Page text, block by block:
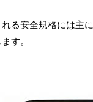
る安全規格には主に
す。